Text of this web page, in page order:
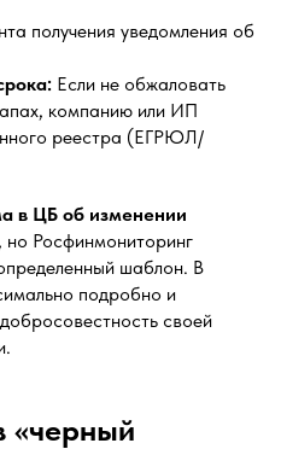
получения уведомления об
Если не обжаловать
компанию или ИП
реестра (ЕГРЮЛ/
в ЦБ об изменении
но Росфинмониторинг
шаблон. В
подробно и
своей
«черный